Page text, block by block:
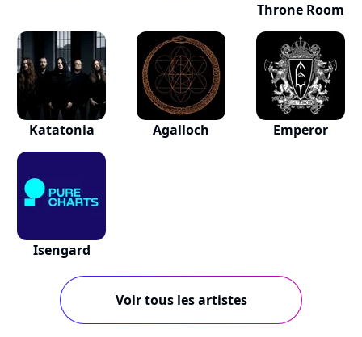
Throne Room
Katatonia Agalloch Emperor
Isengard
Voir tous les artistes